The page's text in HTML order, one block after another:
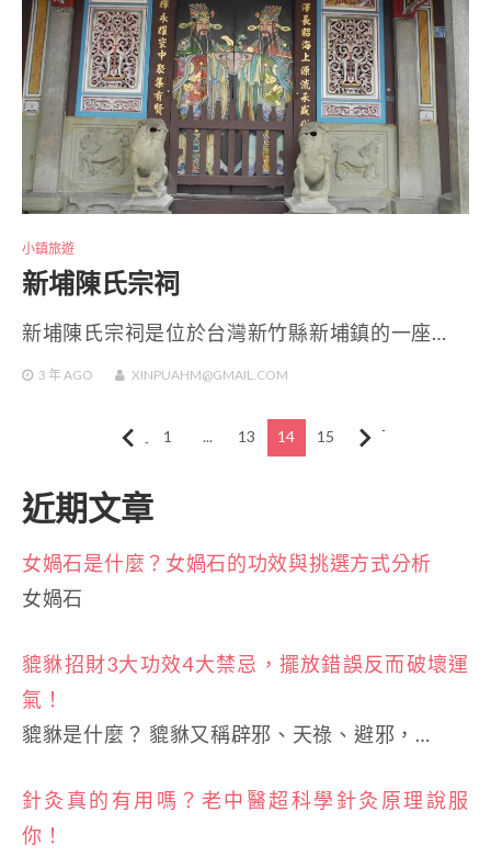
小鎮旅遊
新埔陳氏宗祠
新埔陳氏宗祠是位於台灣新竹縣新埔鎮的一座…
3 年AGO XINPUAHM@GMAIL.COM
分
頁
上一頁
1 ... 13 14 15 下一頁
近期文章
女媧石是什麼？女媧石的功效與挑選方式分析
女媧石
貔貅招財3大功效4大禁忌，擺放錯誤反而破壞運
氣！
貔貅是什麼？ 貔貅又稱辟邪、天祿、避邪，…
針灸真的有用嗎？老中醫超科學針灸原理說服
你！